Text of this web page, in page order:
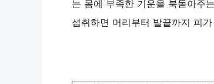
는 몸에 부족한 기운을 북돋아주
섭취하면 머리부터 발끝까지 피